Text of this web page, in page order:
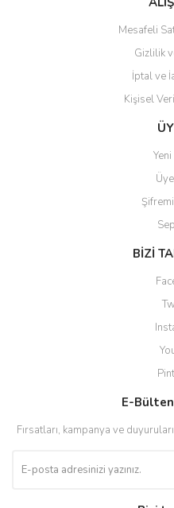
Mesafeli
Gizlilik
İptal ve
Kişisel
BİZİ
E-
Fırsatları, kampanya ve